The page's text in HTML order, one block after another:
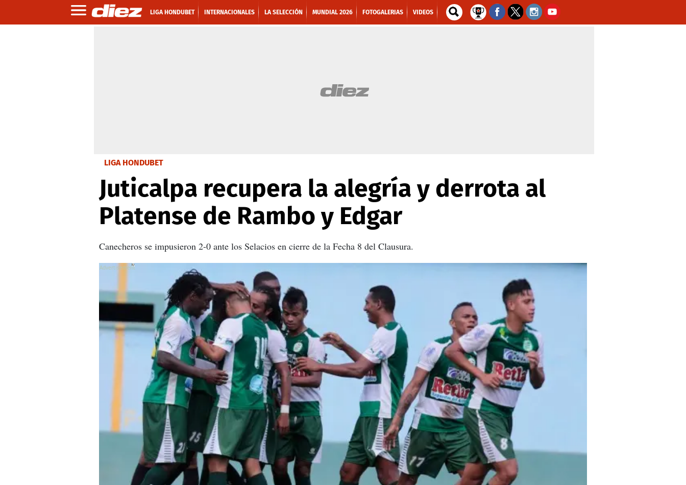
LIGA HONDUBET INTERNACIONALES LA SELECCIÓN MUNDIAL 2026 FOTOGALERIAS VIDEOS
LIGA HONDUBET
Juticalpa recupera la alegría y derrota al
Platense de Rambo y Edgar
Canecheros se impusieron 2-0 ante los Selacios en cierre de la Fecha 8 del Clausura.
X
X